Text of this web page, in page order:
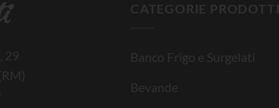
29
CATEGORIE PRODOTTI
Banco Frigo e Surgelati
Bevande